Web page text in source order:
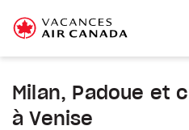
Milan, Padoue et
à Venise